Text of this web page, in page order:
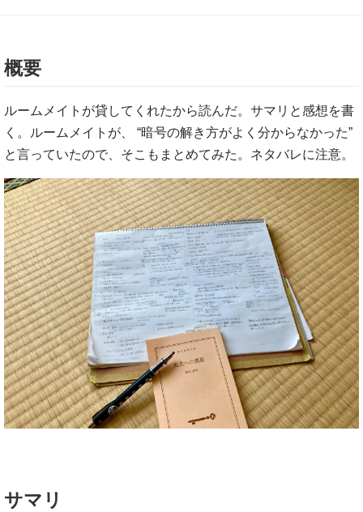
概要
ルームメイトが貸してくれたから読んだ。サマリと感想を書
く。ルームメイトが、 “暗号の解き方がよく分からなかった”
と言っていたので、そこもまとめてみた。ネタバレに注意。
サマリ